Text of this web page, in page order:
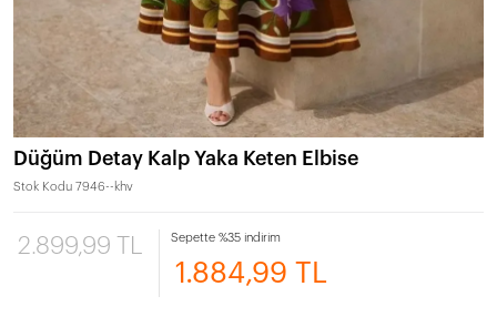
Düğüm Detay Kalp Yaka Keten Elbise
Stok Kodu 7946--khv
2.899,99 TL Sepette %35 indirim
1.884,99 TL